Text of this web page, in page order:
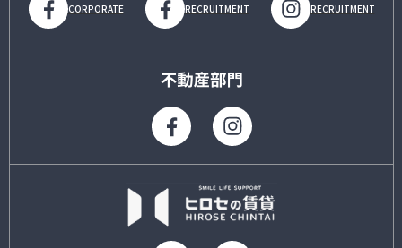
CORPORATE RECRUITMENT RECRUITMENT